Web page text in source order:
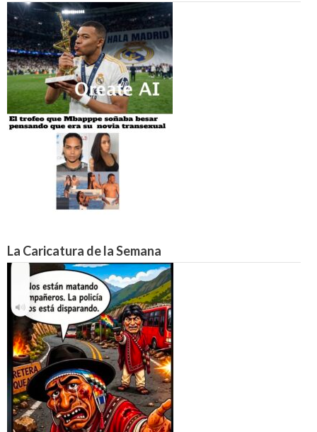
La Caricatura de la Semana